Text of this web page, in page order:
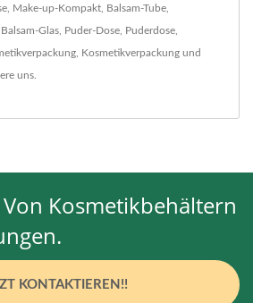
, Make-up-Kompakt, Balsam-Tube,
Balsam-Glas, Puder-Dose, Puderdose,
, Kosmetikverpackung und
uns.
Kosmetikbehältern
KONTAKTIEREN!!